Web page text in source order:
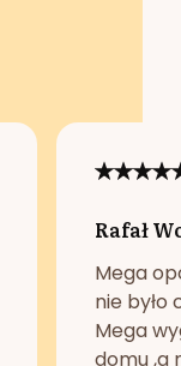
Rafał
Mega
nie było
Mega
domu ,a